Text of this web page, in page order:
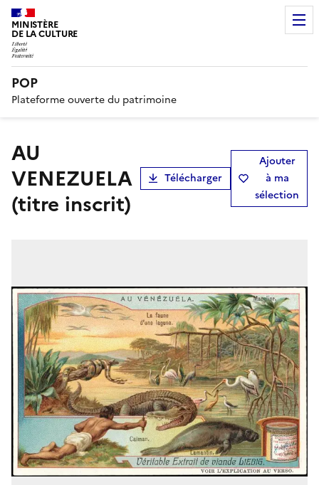
MINISTÈRE
DE LA CULTURE
POP
Plateforme ouverte du patrimoine
AU
VENEZUELA
(titre inscrit)
Télécharger
Ajouter
à ma
sélection